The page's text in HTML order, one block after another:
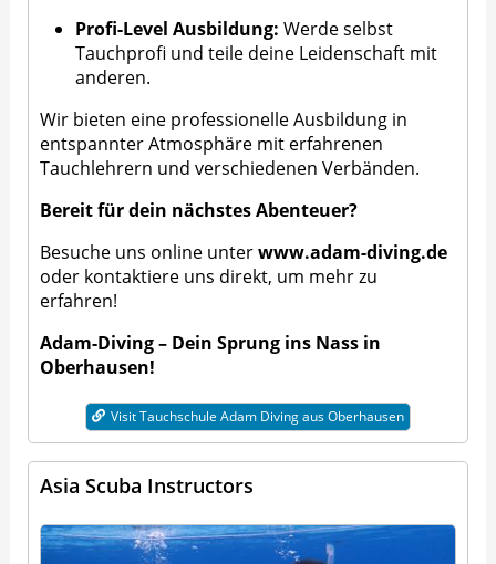
Profi-Level Ausbildung: Werde selbst
Tauchprofi und teile deine Leidenschaft mit
anderen.
Wir bieten eine professionelle Ausbildung in
entspannter Atmosphäre mit erfahrenen
Tauchlehrern und verschiedenen Verbänden.
Bereit für dein nächstes Abenteuer?
Besuche uns online unterwww.adam-diving.de
oder kontaktiere uns direkt, um mehr zu
erfahren!
Adam-Diving – Dein Sprung ins Nass in
Oberhausen!
Visit Tauchschule Adam Diving aus Oberhausen
Asia Scuba Instructors